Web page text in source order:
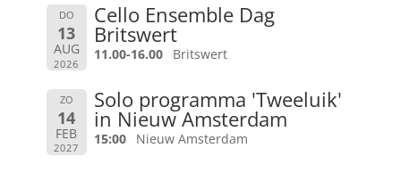
DO
13
AUG
2026
Cello Ensemble Dag
Britswert
11.00-16.00 Britswert
ZO
14
FEB
2027
Solo programma 'Tweeluik'
in Nieuw Amsterdam
15:00 Nieuw Amsterdam